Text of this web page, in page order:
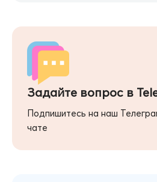
Задайте вопрос в
Подпишитесь на наш
чате